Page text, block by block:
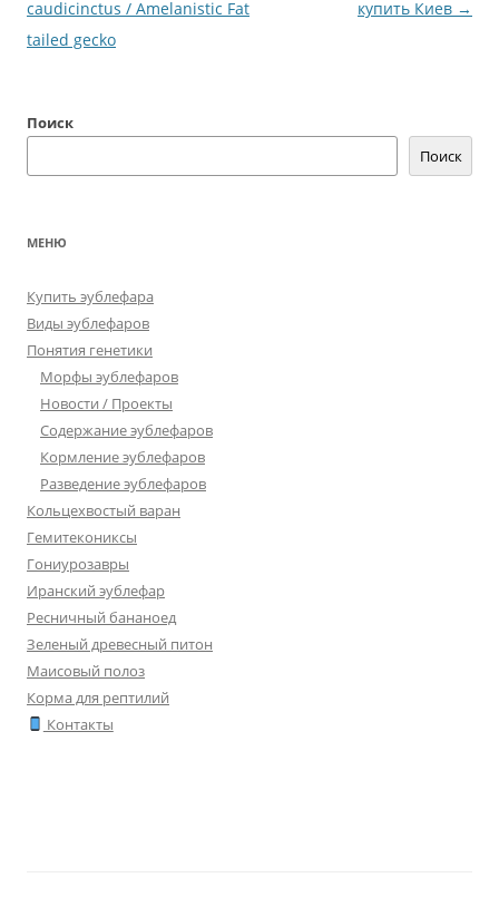
caudicinctus / Amelanistic Fat
tailed gecko
купить Киев →
Поиск
Поиск
МЕНЮ
Купить эублефара
Виды эублефаров
Понятия генетики
Морфы эублефаров
Новости / Проекты
Содержание эублефаров
Кормление эублефаров
Разведение эублефаров
Кольцехвостый варан
Гемитекониксы
Гониурозавры
Иранский эублефар
Ресничный бананоед
Зеленый древесный питон
Маисовый полоз
Корма для рептилий
Контакты